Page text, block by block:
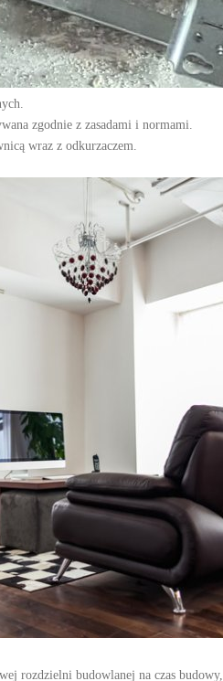
zgodnie z zasadami i normami.
wraz z odkurzaczem.
rozdzielni budowlanej na czas budowy,